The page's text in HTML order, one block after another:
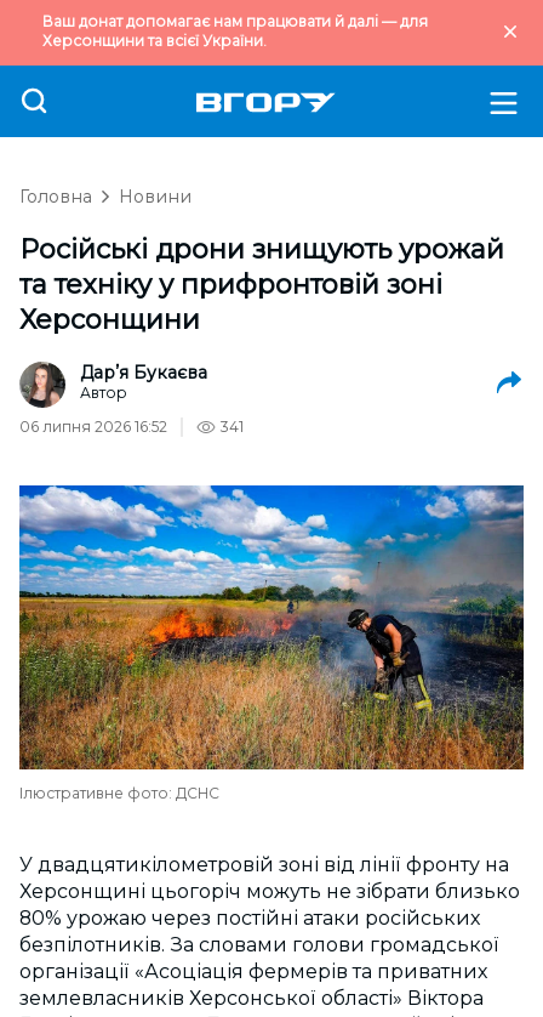
Ваш донат допомагає нам працювати й далі — для
Херсонщини та всієї України.
Головна Новини
Російські дрони знищують урожай
та техніку у прифронтовій зоні
Херсонщини
Дарʼя Букаєва
Автор
06 липня 2026 16:52
341
Ілюстративне фото: ДСНС
У двадцятикілометровій зоні від лінії фронту на
Херсонщині цьогоріч можуть не зібрати близько
80% урожаю через постійні атаки російських
безпілотників. За словами голови громадської
організації «Асоціація фермерів та приватних
землевласників Херсонської області» Віктора